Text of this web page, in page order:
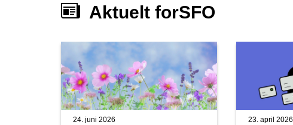
Aktuelt forSFO
24. juni 2026 23. april 2026